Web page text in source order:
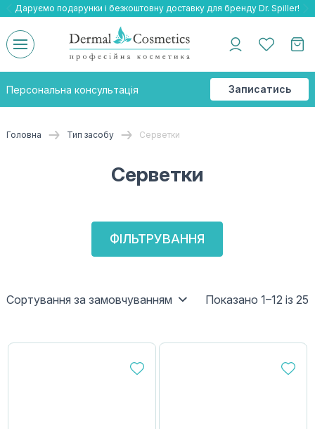
Даруємо безкоштовну доставку та подарнки до бренду Braderm!
-25% на весь бренд HOLY LAND!
Даруємо подарунки і безкоштовну доставку для бренду Dr. Spiller!
Персональна консультація
Записатись
на
Головна Тип засобу Серветки
Серветки
ФІЛЬТРУВАННЯ
Сортування за замовчуванням Показано 1–12 із 25